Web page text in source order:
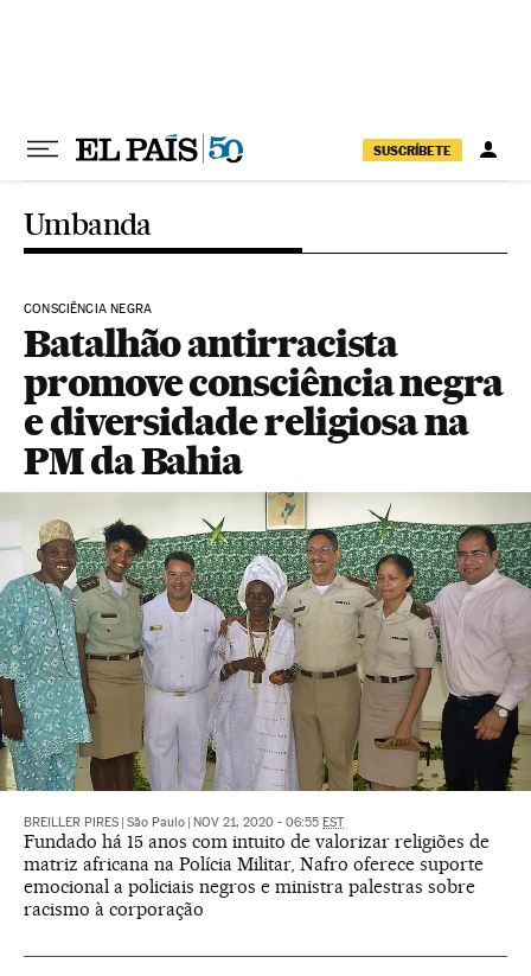
SUSCRÍBETE
Umbanda
CONSCIÊNCIA NEGRA
Batalhão antirracista
promove consciência negra
e diversidade religiosa na
PM da Bahia
BREILLER PIRES São Paulo NOV 21, 2020 - 06:55 EST
Fundado há 15 anos com intuito de valorizar religiões de
matriz africana na Polícia Militar, Nafro oferece suporte
emocional a policiais negros e ministra palestras sobre
racismo à corporação